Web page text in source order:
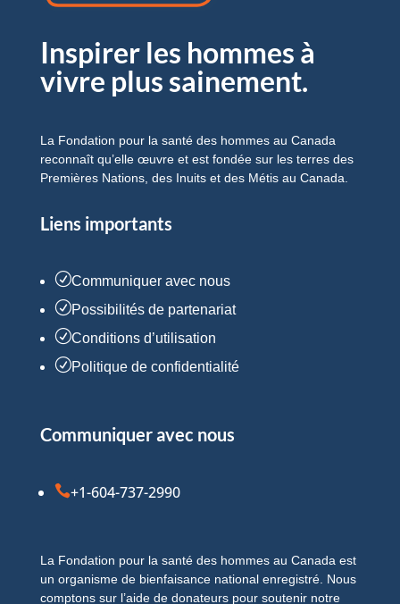
Inspirer les hommes à
vivre plus sainement.
La Fondation pour la santé des hommes au Canada
reconnaît qu’elle œuvre et est fondée sur les terres des
Premières Nations, des Inuits et des Métis au Canada.
Liens importants
RCommuniquer avec nous
RPossibilités de partenariat
RConditions d’utilisation
RPolitique de confidentialité
Communiquer avec nous
+1-604-737-2990
La Fondation pour la santé des hommes au Canada est
un organisme de bienfaisance national enregistré. Nous
comptons sur l’aide de donateurs pour soutenir notre